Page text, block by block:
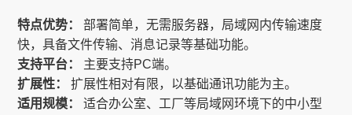
特点优势：
部署简单，无需服务器，局域网内传输速度
快，具备文件传输、消息记录等基础功能。
支持平台：
主要支持PC端。
扩展性：
扩展性相对有限，以基础通讯功能为主。
适用规模：
适合办公室、工厂等局域网环境下的中小型